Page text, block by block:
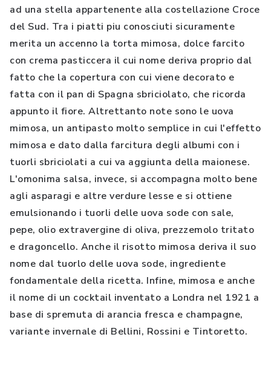
ad una stella appartenente alla costellazione Croce
del Sud. Tra i piatti piu conosciuti sicuramente
merita un accenno la torta mimosa, dolce farcito
con crema pasticcera il cui nome deriva proprio dal
fatto che la copertura con cui viene decorato e
fatta con il pan di Spagna sbriciolato, che ricorda
appunto il fiore. Altrettanto note sono le uova
mimosa, un antipasto molto semplice in cui l'effetto
mimosa e dato dalla farcitura degli albumi con i
tuorli sbriciolati a cui va aggiunta della maionese.
L'omonima salsa, invece, si accompagna molto bene
agli asparagi e altre verdure lesse e si ottiene
emulsionando i tuorli delle uova sode con sale,
pepe, olio extravergine di oliva, prezzemolo tritato
e dragoncello. Anche il risotto mimosa deriva il suo
nome dal tuorlo delle uova sode, ingrediente
fondamentale della ricetta. Infine, mimosa e anche
il nome di un cocktail inventato a Londra nel 1921 a
base di spremuta di arancia fresca e champagne,
variante invernale di Bellini, Rossini e Tintoretto.